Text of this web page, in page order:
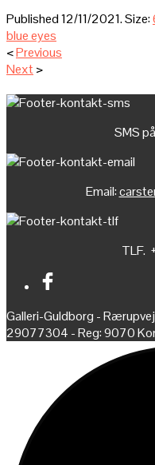
Published12/11/2021. Size:
blue eyes
<Previous
Next>
SMS
Email:
TLF.
Galleri-Guldborg -
29077304 - Reg: 9070